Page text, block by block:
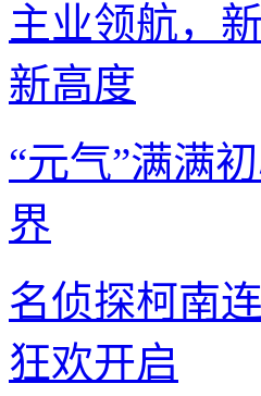
主业领航，
新高度
“元气”满满
界
名侦探柯南
狂欢开启